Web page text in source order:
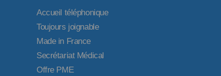
Accueil téléphonique
Toujours joignable
Made in France
Secrétariat Médical
Offre PME